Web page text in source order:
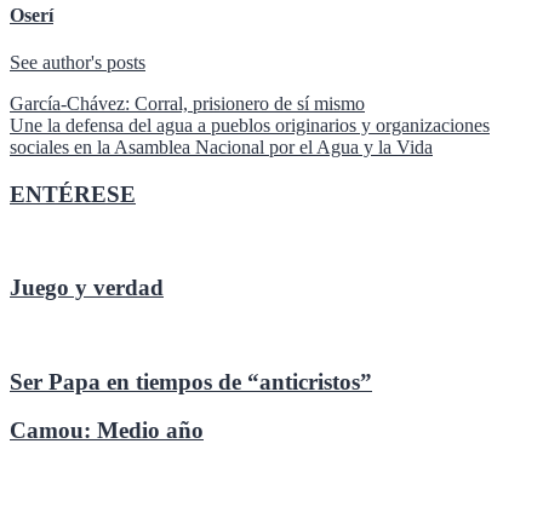
Oserí
See author's posts
Navegación
de
García-Chávez: Corral, prisionero de sí mismo
Une la defensa del agua a pueblos originarios y organizaciones
sociales en la Asamblea Nacional por el Agua y la Vida
ENTÉRESE
Juego y verdad
Ser Papa en tiempos de “anticristos”
Camou: Medio año